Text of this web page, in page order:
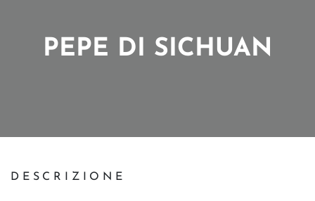
PEPE DI SICHUAN
DESCRIZIONE